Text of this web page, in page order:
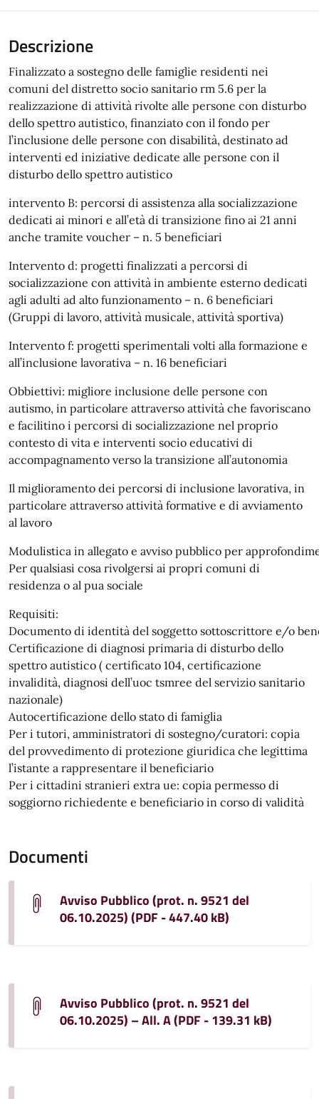
Descrizione
Finalizzato a sostegno delle famiglie residenti nei
comuni del distretto socio sanitario rm 5.6 per la
realizzazione di attività rivolte alle persone con disturbo
dello spettro autistico, finanziato con il fondo per
l’inclusione delle persone con disabilità, destinato ad
interventi ed iniziative dedicate alle persone con il
disturbo dello spettro autistico
intervento B: percorsi di assistenza alla socializzazione
dedicati ai minori e all’età di transizione fino ai 21 anni
anche tramite voucher – n. 5 beneficiari
Intervento d: progetti finalizzati a percorsi di
socializzazione con attività in ambiente esterno dedicati
agli adulti ad alto funzionamento – n. 6 beneficiari
(Gruppi di lavoro, attività musicale, attività sportiva)
Intervento f: progetti sperimentali volti alla formazione e
all’inclusione lavorativa – n. 16 beneficiari
Obbiettivi: migliore inclusione delle persone con
autismo, in particolare attraverso attività che favoriscano
e facilitino i percorsi di socializzazione nel proprio
contesto di vita e interventi socio educativi di
accompagnamento verso la transizione all’autonomia
Il miglioramento dei percorsi di inclusione lavorativa, in
particolare attraverso attività formative e di avviamento
al lavoro
Modulistica in allegato e avviso pubblico per
Per qualsiasi cosa rivolgersi ai propri comuni di
residenza o al pua sociale
Requisiti:
Documento di identità del soggetto sottoscrittore e/o
Certificazione di diagnosi primaria di disturbo dello
spettro autistico ( certificato 104, certificazione
invalidità, diagnosi dell’uoc tsmree del servizio sanitario
nazionale)
Autocertificazione dello stato di famiglia
Per i tutori, amministratori di sostegno/curatori: copia
del provvedimento di protezione giuridica che legittima
l’istante a rappresentare il beneficiario
Per i cittadini stranieri extra ue: copia permesso di
soggiorno richiedente e beneficiario in corso di validità
Documenti
Avviso Pubblico (prot. n. 9521 del
06.10.2025) (PDF - 447.40 kB)
Avviso Pubblico (prot. n. 9521 del
06.10.2025) – All. A (PDF - 139.31 kB)